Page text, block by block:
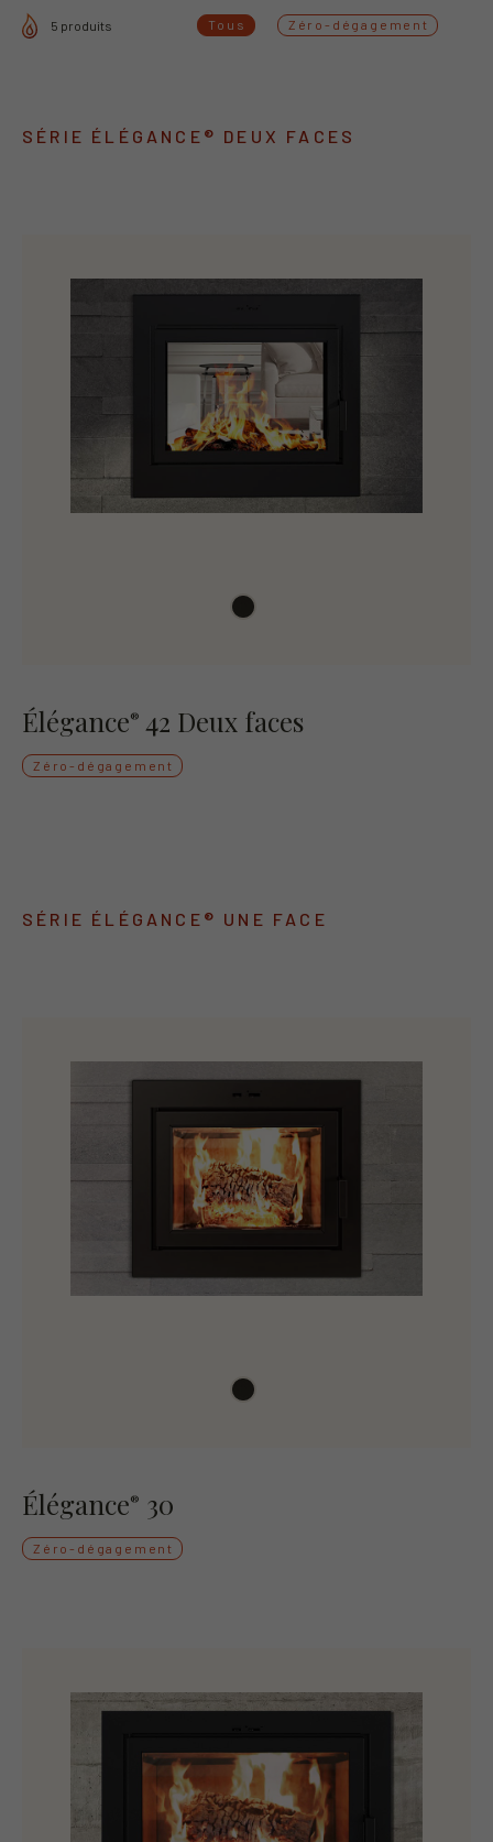
5 produits Tous Zéro-dégagement
SÉRIE ÉLÉGANCE® DEUX FACES
Élégance® 42 Deux faces
Zéro-dégagement
SÉRIE ÉLÉGANCE® UNE FACE
Élégance® 30
Zéro-dégagement